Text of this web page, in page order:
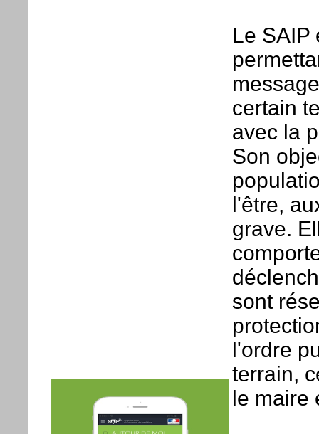
Le SAIP
certain
avec la
Son
l'être,
grave.
sont
l'ordre
terrain,
le maire